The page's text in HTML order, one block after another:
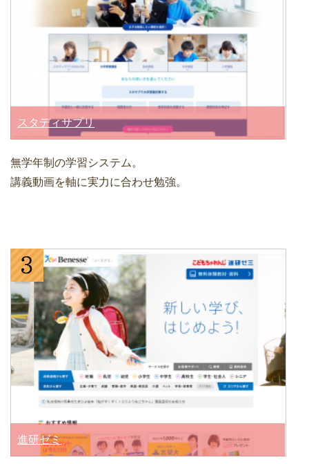
スタディサプリ
無学年制の学習システム。
講義動画を軸に実力に合わせ勉強。
進研ゼミ